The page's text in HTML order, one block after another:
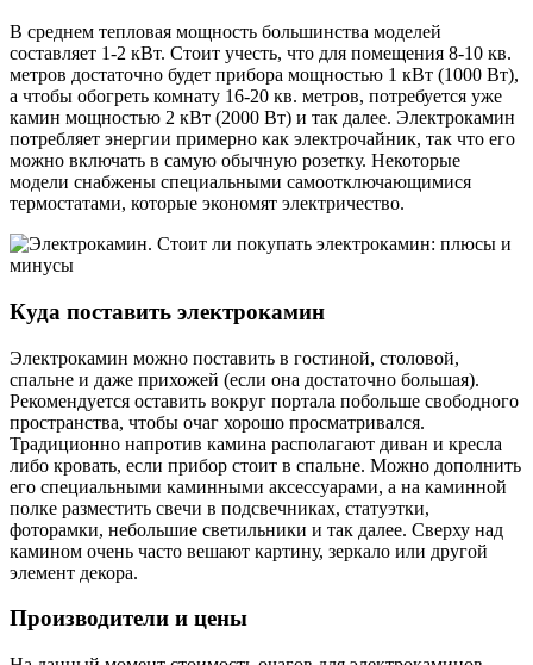
В среднем тепловая мощность большинства моделей
составляет 1-2 кВт. Стоит учесть, что для помещения 8-10 кв.
метров достаточно будет прибора мощностью 1 кВт (1000 Вт),
а чтобы обогреть комнату 16-20 кв. метров, потребуется уже
камин мощностью 2 кВт (2000 Вт) и так далее. Электрокамин
потребляет энергии примерно как электрочайник, так что его
можно включать в самую обычную розетку. Некоторые
модели снабжены специальными самоотключающимися
термостатами, которые экономят электричество.
Куда поставить электрокамин
Электрокамин можно поставить в гостиной, столовой,
спальне и даже прихожей (если она достаточно большая).
Рекомендуется оставить вокруг портала побольше свободного
пространства, чтобы очаг хорошо просматривался.
Традиционно напротив камина располагают диван и кресла
либо кровать, если прибор стоит в спальне. Можно дополнить
его специальными каминными аксессуарами, а на каминной
полке разместить свечи в подсвечниках, статуэтки,
фоторамки, небольшие светильники и так далее. Сверху над
камином очень часто вешают картину, зеркало или другой
элемент декора.
Производители и цены